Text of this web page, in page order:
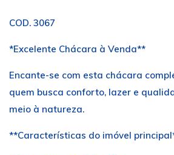
COD. 3067
*Excelente Chácara à Venda**
Encante-se com esta chácara
quem busca conforto, lazer e
meio à natureza.
**Características do imóvel